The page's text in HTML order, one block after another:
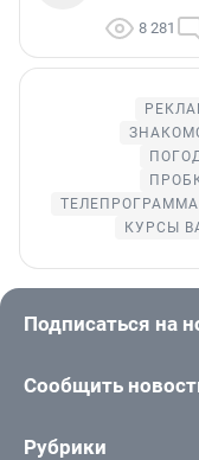
8 281
КУРСЫ
Подписаться на
Сообщить
Рубрики